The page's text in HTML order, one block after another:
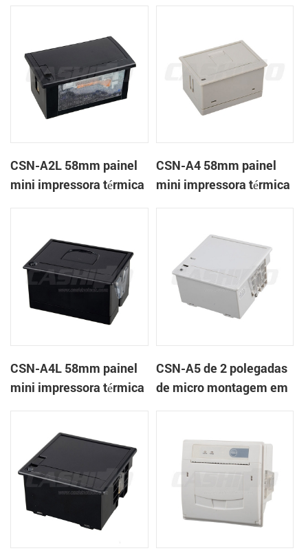
CSN-A2L 58mm painel
mini impressora térmica
CSN-A4 58mm painel
mini impressora térmica
CSN-A4L 58mm painel
mini impressora térmica
CSN-A5 de 2 polegadas
de micro montagem em